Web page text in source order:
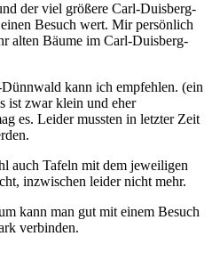
der viel größere Carl-Duisberg-
Besuch wert. Mir persönlich
alten Bäume im Carl-Duisberg-
kann ich empfehlen. (ein
ist zwar klein und eher
es. Leider mussten in letzter Zeit
auch Tafeln mit dem jeweiligen
inzwischen leider nicht mehr.
kann man gut mit einem Besuch
verbinden.